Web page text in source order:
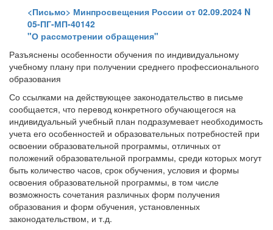
<Письмо> Минпросвещения России от 02.09.2024 N
05-ПГ-МП-40142
"О рассмотрении обращения"
Разъяснены особенности обучения по индивидуальному
учебному плану при получении среднего профессионального
образования
Со ссылками на действующее законодательство в письме
сообщается, что перевод конкретного обучающегося на
индивидуальный учебный план подразумевает необходимость
учета его особенностей и образовательных потребностей при
освоении образовательной программы, отличных от
положений образовательной программы, среди которых могут
быть количество часов, срок обучения, условия и формы
освоения образовательной программы, в том числе
возможность сочетания различных форм получения
образования и форм обучения, установленных
законодательством, и т.д.